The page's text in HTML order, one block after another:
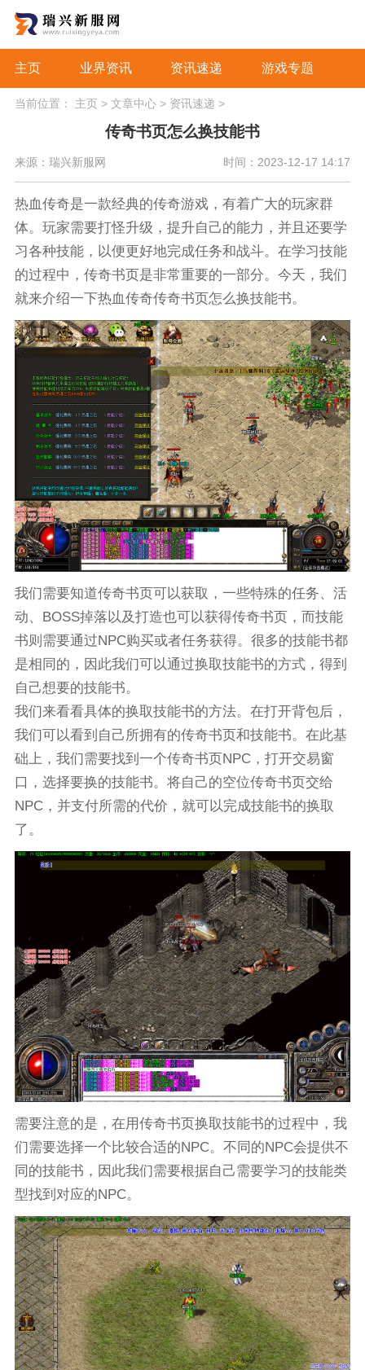
主页 业界资讯 资讯速递 游戏专题
当前位置： 主页> 文章中心> 资讯速递 >
传奇书页怎么换技能书
来源：瑞兴新服网 时间：2023-12-17 14:17
热血传奇是一款经典的传奇游戏，有着广大的玩家群
体。玩家需要打怪升级，提升自己的能力，并且还要学
习各种技能，以便更好地完成任务和战斗。在学习技能
的过程中，传奇书页是非常重要的一部分。今天，我们
就来介绍一下热血传奇传奇书页怎么换技能书。
我们需要知道传奇书页可以获取，一些特殊的任务、活
动、BOSS掉落以及打造也可以获得传奇书页，而技能
书则需要通过NPC购买或者任务获得。很多的技能书都
是相同的，因此我们可以通过换取技能书的方式，得到
自己想要的技能书。
我们来看看具体的换取技能书的方法。在打开背包后，
我们可以看到自己所拥有的传奇书页和技能书。在此基
础上，我们需要找到一个传奇书页NPC，打开交易窗
口，选择要换的技能书。将自己的空位传奇书页交给
NPC，并支付所需的代价，就可以完成技能书的换取
了。
需要注意的是，在用传奇书页换取技能书的过程中，我
们需要选择一个比较合适的NPC。不同的NPC会提供不
同的技能书，因此我们需要根据自己需要学习的技能类
型找到对应的NPC。